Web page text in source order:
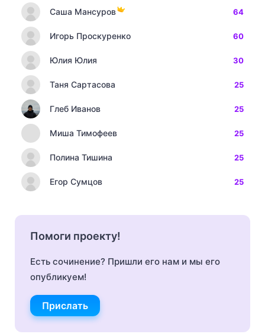
Саша Мансуров 64
Игорь Проскуренко 60
Юлия Юлия 30
Таня Сартасова 25
Глеб Иванов 25
Миша Тимофеев 25
Полина Тишина 25
Егор Сумцов 25
Помоги проекту!
Есть сочинение? Пришли его нам и мы его
опубликуем!
Прислать